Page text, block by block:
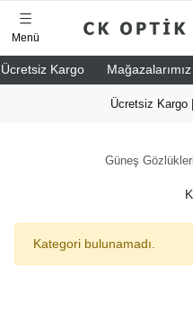
Kargo Mağazalarımız
Menü
Ücretsiz Kargo
Güneş Gözlükleri
Kategori bulunamadı.